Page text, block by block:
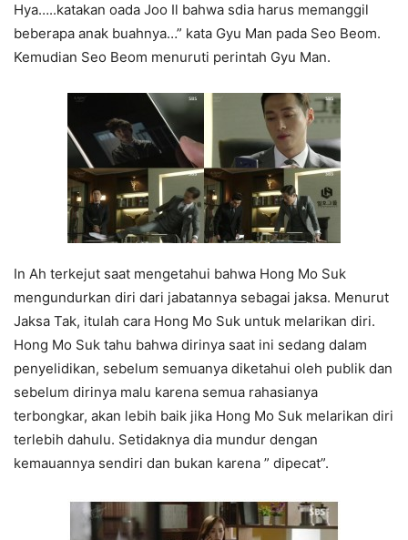
Hya…..katakan oada Joo Il bahwa sdia harus memanggil
beberapa anak buahnya…” kata Gyu Man pada Seo Beom.
Kemudian Seo Beom menuruti perintah Gyu Man.
In Ah terkejut saat mengetahui bahwa Hong Mo Suk
mengundurkan diri dari jabatannya sebagai jaksa. Menurut
Jaksa Tak, itulah cara Hong Mo Suk untuk melarikan diri.
Hong Mo Suk tahu bahwa dirinya saat ini sedang dalam
penyelidikan, sebelum semuanya diketahui oleh publik dan
sebelum dirinya malu karena semua rahasianya
terbongkar, akan lebih baik jika Hong Mo Suk melarikan diri
terlebih dahulu. Setidaknya dia mundur dengan
kemauannya sendiri dan bukan karena ” dipecat”.